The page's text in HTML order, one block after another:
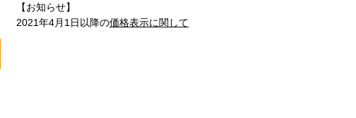
【お知らせ】
2021年4月1日以降の価格表示に関して